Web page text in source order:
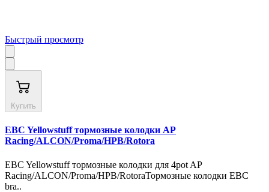
Быстрый просмотр
Купить
EBC Yellowstuff тормозные колодки AP
Racing/ALCON/Proma/HPB/Rotora
EBC Yellowstuff тормозные колодки для 4pot AP
Racing/ALCON/Proma/HPB/RotoraТормозные колодки ЕВС
bra..